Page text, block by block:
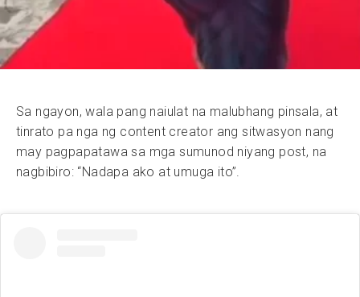
Sa ngayon, wala pang naiulat na malubhang pinsala, at
tinrato pa nga ng content creator ang sitwasyon nang
may pagpapatawa sa mga sumunod niyang post, na
nagbibiro: “Nadapa ako at umuga ito”.